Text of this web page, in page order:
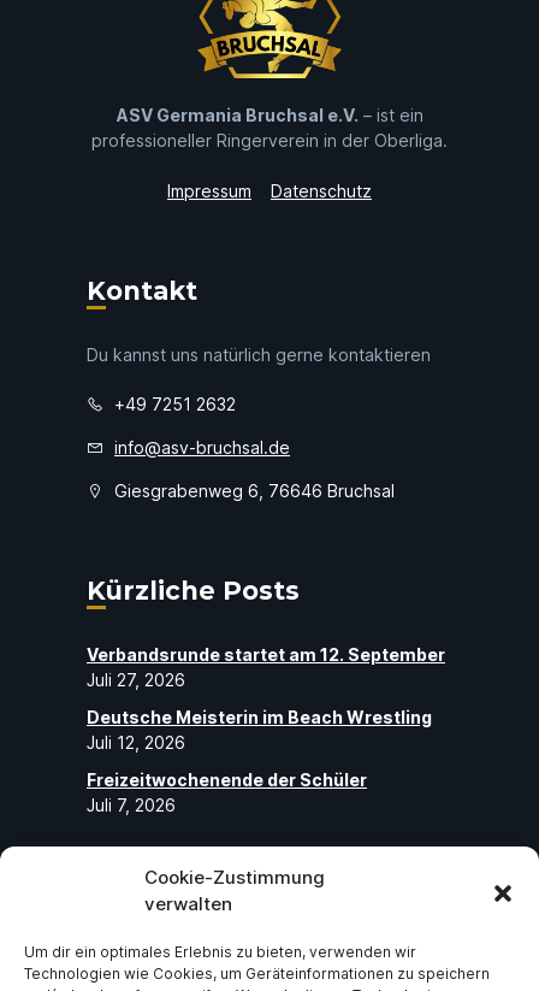
Cookie-Zustimmung
verwalten
Um dir ein optimales Erlebnis zu bieten, verwenden wir
Technologien wie Cookies, um Geräteinformationen zu speichern
ASV Germania Bruchsal e.V. – ist ein
professioneller Ringerverein in der Oberliga.
Impressum Datenschutz
Kontakt
Du kannst uns natürlich gerne kontaktieren
+49 7251 2632
info@asv-bruchsal.de
Giesgrabenweg 6, 76646 Bruchsal
Kürzliche Posts
Verbandsrunde startet am 12. September
Juli 27, 2026
Deutsche Meisterin im Beach Wrestling
Juli 12, 2026
Freizeitwochenende der Schüler
Juli 7, 2026
Folge uns
Abonniere unseren Social-Media-Seiten